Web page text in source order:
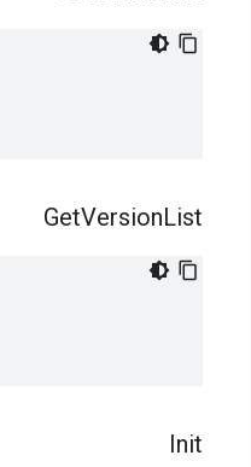
GetVersionList
Init